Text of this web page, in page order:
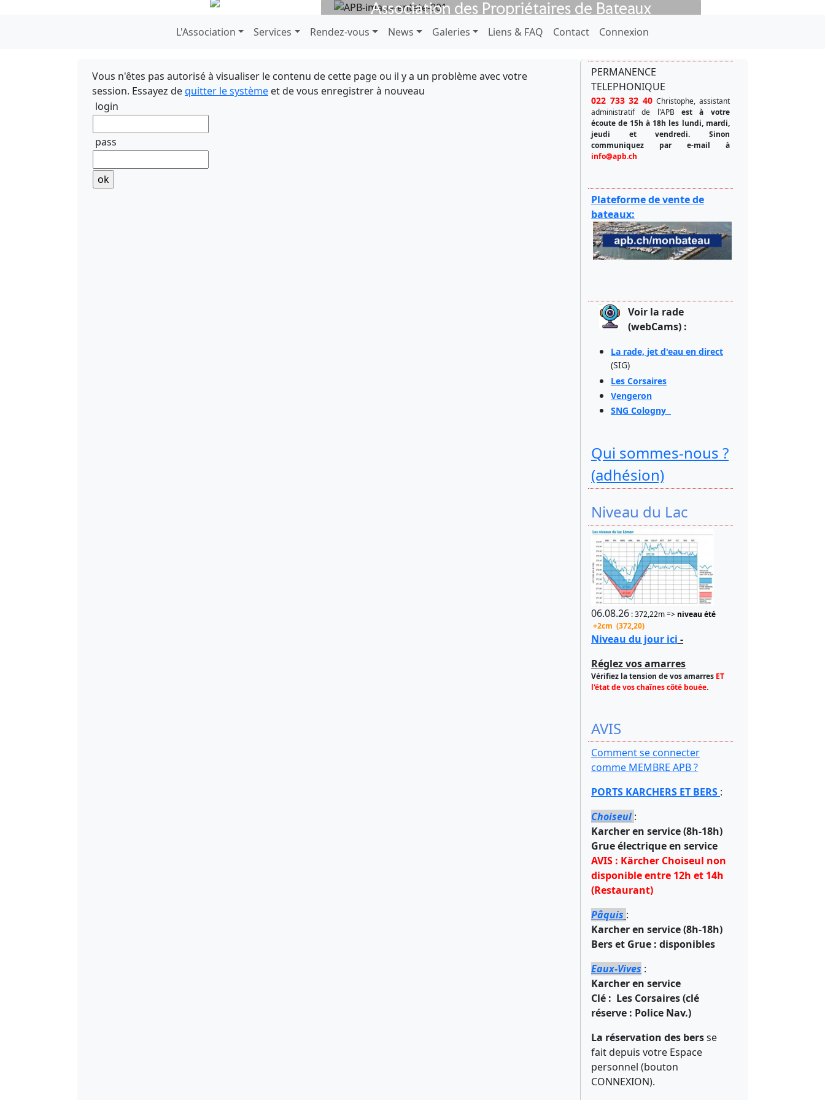
Association des Propriétaires de Bateaux
L'Association
Services Rendez-vous News Galeries Liens & FAQ Contact Connexion
Vous n'êtes pas autorisé à visualiser le contenu de cette page ou il y a un problème avec votre
session. Essayez dequitter le système et de vous enregistrer à nouveau
login
pass
PERMANENCE
TELEPHONIQUE
022 733 32 40 Christophe, assistant
administratif de l'APB est à votre
écoute de 15h à 18h les lundi, mardi,
jeudi et vendredi. Sinon
communiquez par e-mail à
info@apb.ch
Plateforme de vente de
bateaux:
Voir la rade
(webCams) :
La rade, jet d'eau en direct
(SIG)
Les Corsaires
Vengeron
SNG Cologny
Qui sommes-nous ?
(adhésion)
Niveau du Lac
06.08.26 : 372,22m => niveau été
+2cm (372,20)
Niveau du jour ici -
Réglez vos amarres
Vérifiez la tension de vos amarres ET
l'état de vos chaînes côté bouée.
AVIS
Comment se connecter
comme MEMBRE APB ?
PORTS KARCHERS ET BERS :
Choiseul :
Karcher en service (8h-18h)
Grue électrique en service
AVIS : Kärcher Choiseul non
disponible entre 12h et 14h
(Restaurant)
Pâquis :
Karcher en service (8h-18h)
Bers et Grue : disponibles
Eaux-Vives :
Karcher en service
Clé : Les Corsaires (clé
réserve : Police Nav.)
La réservation des bersse
fait depuis votre Espace
personnel (bouton
CONNEXION).